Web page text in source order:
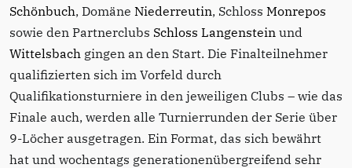
Schönbuch, Domäne Niederreutin, Schloss Monrepos
sowie den Partnerclubs Schloss Langenstein und
Wittelsbach gingen an den Start. Die Finalteilnehmer
qualifizierten sich im Vorfeld durch
Qualifikationsturniere in den jeweiligen Clubs – wie das
Finale auch, werden alle Turnierrunden der Serie über
9-Löcher ausgetragen. Ein Format, das sich bewährt
hat und wochentags generationenübergreifend sehr